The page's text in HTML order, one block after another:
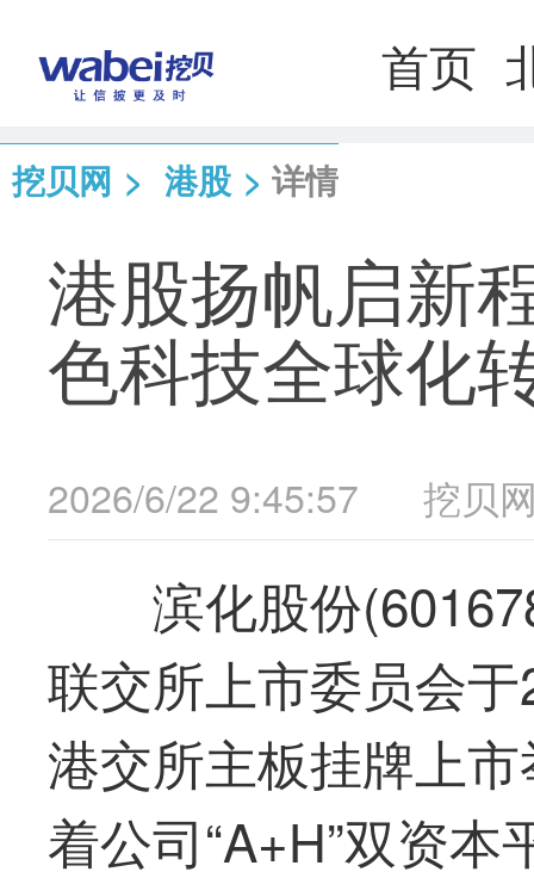
首页
挖贝网 > 港股 > 详情
港股扬帆启新
色科技全球化
2026/6/22 9:45:57 挖贝
滨化股份
联交所上市委员会
港交所主板挂牌上
着公司“A+H”双资